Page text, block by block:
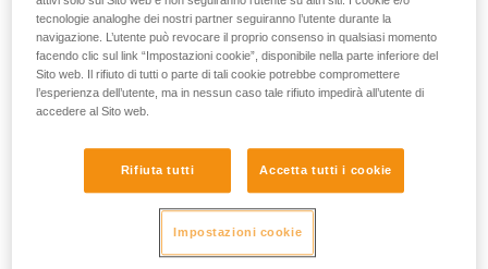
d'illuminazione a
scapito
dell’autonomia
l’autonomia a scapito
della potenza
d’illuminazione
La potenza d'illuminazione di una lampada e la sua
autonomia sono due parametri inscindibili
Per una determinata quantità di energia, l'aumento della
diminuzione dell'autonomia e viceversa.
Nel caso di una lampada frontale compatta interamente sulla
tecnologie analoghe dei nostri partner seguiranno l’utente durante la
navigazione. L’utente può revocare il proprio consenso in qualsiasi momento
facendo clic sul link “Impostazioni cookie”, disponibile nella parte inferiore del
Sito web. Il rifiuto di tutti o parte di tali cookie potrebbe compromettere
l’esperienza dell’utente, ma in nessun caso tale rifiuto impedirà all’utente di
accedere al Sito web.
Rifiuta tutti Accetta tutti i cookie
Impostazioni cookie